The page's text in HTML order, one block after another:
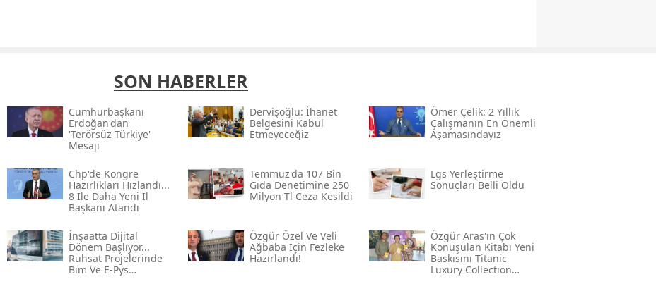
SON HABERLER
Cumhurbaşkanı
Erdoğan'dan
'terörsüz Türkiye'
Mesajı
Dervişoğlu: İhanet
Belgesini Kabul
Etmeyeceğiz
Ömer Çelik: 2 Yıllık
Çalışmanın En Önemli
Aşamasındayız
Chp'de Kongre
Hazırlıkları Hızlandı...
8 Ile Daha Yeni Il
Başkanı Atandı
Temmuz'da 107 Bin
Gıda Denetimine 250
Milyon Tl Ceza Kesildi
Lgs Yerleştirme
Sonuçları Belli Oldu
İnşaatta Dijital
Dönem Başlıyor...
Ruhsat Projelerinde
Bim Ve E-Pys
Özgür Özel Ve Veli
Ağbaba Için Fezleke
Hazırlandı!
Özgür Aras'ın Çok
Konuşulan Kitabı Yeni
Baskısını Titanic
Luxury Collection